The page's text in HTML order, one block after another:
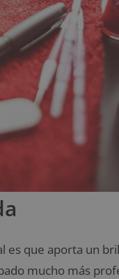
es que aporta un
mucho más